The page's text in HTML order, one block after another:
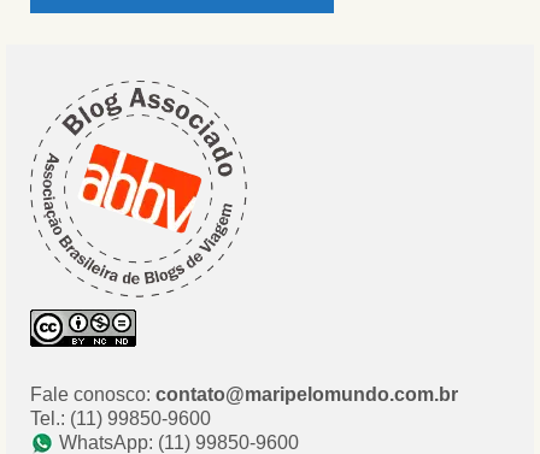
Fale conosco: contato@maripelomundo.com.br
Tel.: (11) 99850-9600
WhatsApp: (11) 99850-9600